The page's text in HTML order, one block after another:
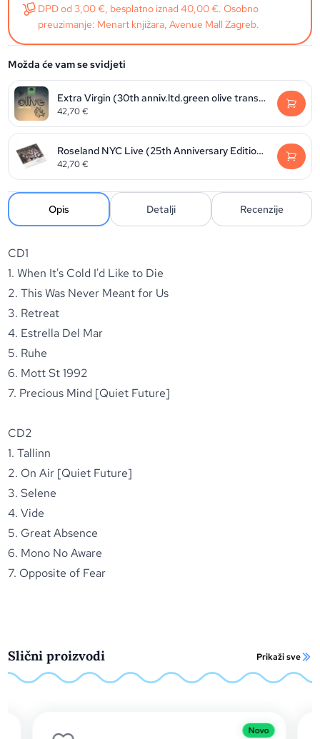
DPD od 3,00 €, besplatno iznad 40,00 €. Osobno
preuzimanje: Menart knjižara, Avenue Mall Zagreb.
Možda će vam se svidjeti
Extra Virgin (30th anniv.ltd.green olive transparent vinyl) (RSD2026)
42,70€
Roseland NYC Live (25th Anniversary Edition 2024)
42,70€
Opis Detalji Recenzije
CD1
1. When It's Cold I'd Like to Die
2. This Was Never Meant for Us
3. Retreat
4. Estrella Del Mar
5. Ruhe
6. Mott St 1992
7. Precious Mind [Quiet Future]
CD2
1. Tallinn
2. On Air [Quiet Future]
3. Selene
4. Vide
5. Great Absence
6. Mono No Aware
7. Opposite of Fear
Slični proizvodi Prikaži sve
Novo